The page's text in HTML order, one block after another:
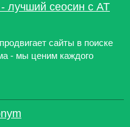
лучший сеосин с AT
сайты в поиске
- мы ценим каждого